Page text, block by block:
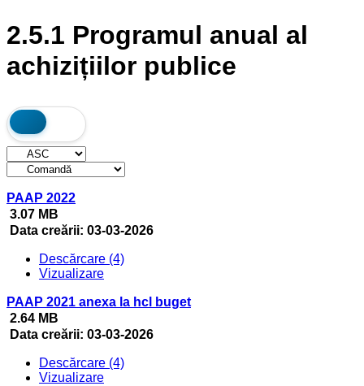
2.5.1 Programul anual al
achizițiilor publice
PAAP 2022
3.07 MB
Data creării: 03-03-2026
Descărcare (4)
Vizualizare
PAAP 2021 anexa la hcl buget
2.64 MB
Data creării: 03-03-2026
Descărcare (4)
Vizualizare